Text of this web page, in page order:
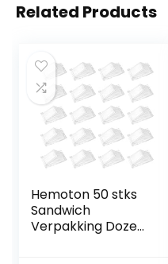
Related Products
Hemoton 50 stks
Sandwich
Verpakking Dozen